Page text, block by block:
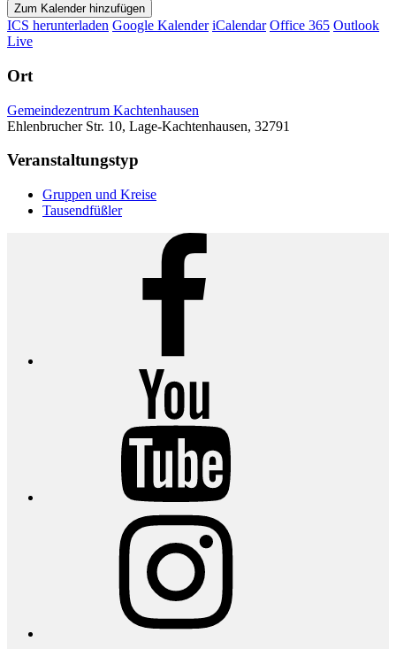
Zum Kalender hinzufügen
ICS herunterladen Google Kalender iCalendar Office 365 Outlook
Live
Ort
Gemeindezentrum Kachtenhausen
Ehlenbrucher Str. 10, Lage-Kachtenhausen, 32791
Veranstaltungstyp
Gruppen und Kreise
Tausendfüßler